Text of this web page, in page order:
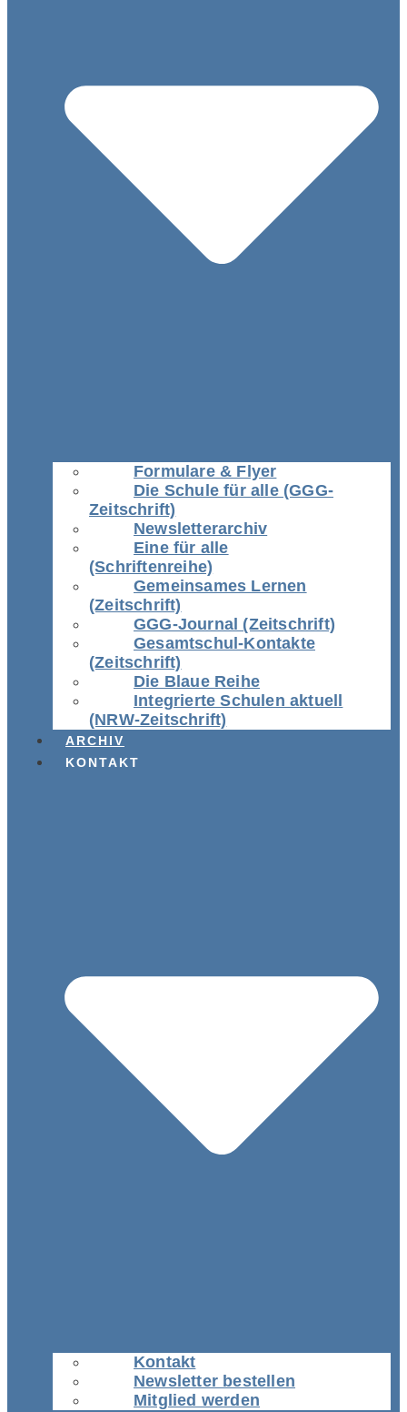
Formulare & Flyer
Die Schule für alle (GGG-
Zeitschrift)
Newsletterarchiv
Eine für alle
(Schriftenreihe)
Gemeinsames Lernen
(Zeitschrift)
GGG-Journal (Zeitschrift)
Gesamtschul-Kontakte
(Zeitschrift)
Die Blaue Reihe
Integrierte Schulen aktuell
(NRW-Zeitschrift)
ARCHIV
KONTAKT
Kontakt
Newsletter bestellen
Mitglied werden